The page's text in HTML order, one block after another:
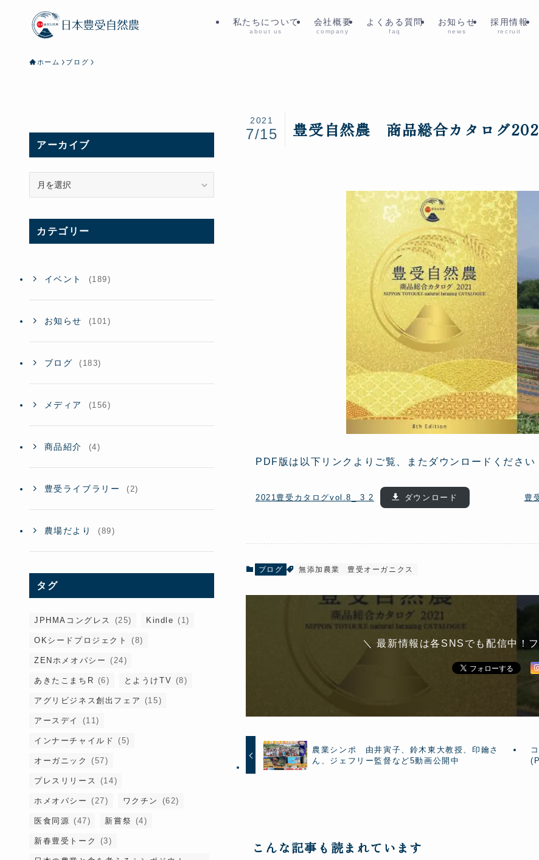
私たちについて
about us
会社概要
company
よくある質問
faq
お知らせ
news
採用情報
recruit
ホーム ブログ
豊受自然農 商品総合カタログ
2021
7/15
PDF版は以下リンクよりご覧、またダウンロードください
2021豊受カタログvol.8_ 3 2 ダウンロード 豊
ブログ 無添加農業 豊受オーガニクス
＼ 最新情報は各SNSでも配信中！
農業シンポ 由井寅子、鈴木東大教授、印鑰さ
ん、ジェフリー監督など5動画公開中
こんな記事も読まれています
アーカイブ
ー
イ
ブカテゴリー
イベント (189)
お知らせ (101)
ブログ (183)
メディア (156)
商品紹介 (4)
豊受ライブラリー (2)
農場だより (89)
タグ
JPHMAコングレス (25) Kindle (1)
OKシードプロジェクト (8)
ZENホメオパシー (24)
あきたこまちR (6) とようけTV (8)
アグリビジネス創出フェア (15)
アースデイ (11)
インナーチャイルド (5)
オーガニック (57)
プレスリリース (14)
ホメオパシー (27) ワクチン (62)
医食同源 (47) 新嘗祭 (4)
新春豊受トーク (3)